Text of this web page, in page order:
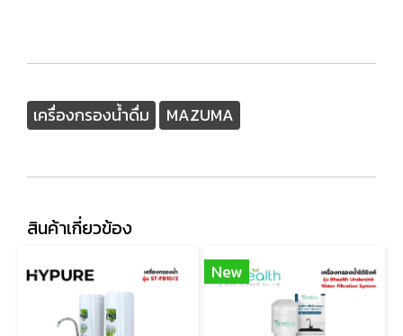
เครื่องกรองน้ำดื่ม MAZUMA
สินค้าเกี่ยวข้อง
New